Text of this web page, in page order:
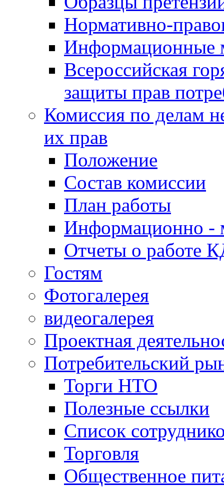
Нормативно-
Информационные
Всероссийская
защиты прав
Комиссия по делам
их прав
Положение
Состав комиссии
План работы
Информационно -
Отчеты о работе
Гостям
Фотогалерея
видеогалерея
Проектная
Потребительский
Торги НТО
Полезные ссылки
Список
Торговля
Общественное